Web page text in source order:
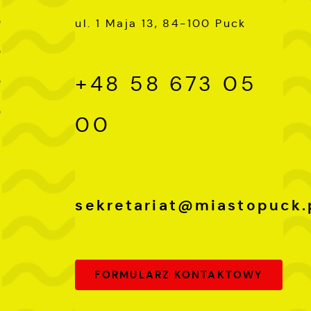
ul. 1 Maja 13, 84-100 Puck
+48 58 673 05
00
FORMULARZ KONTAKTOWY